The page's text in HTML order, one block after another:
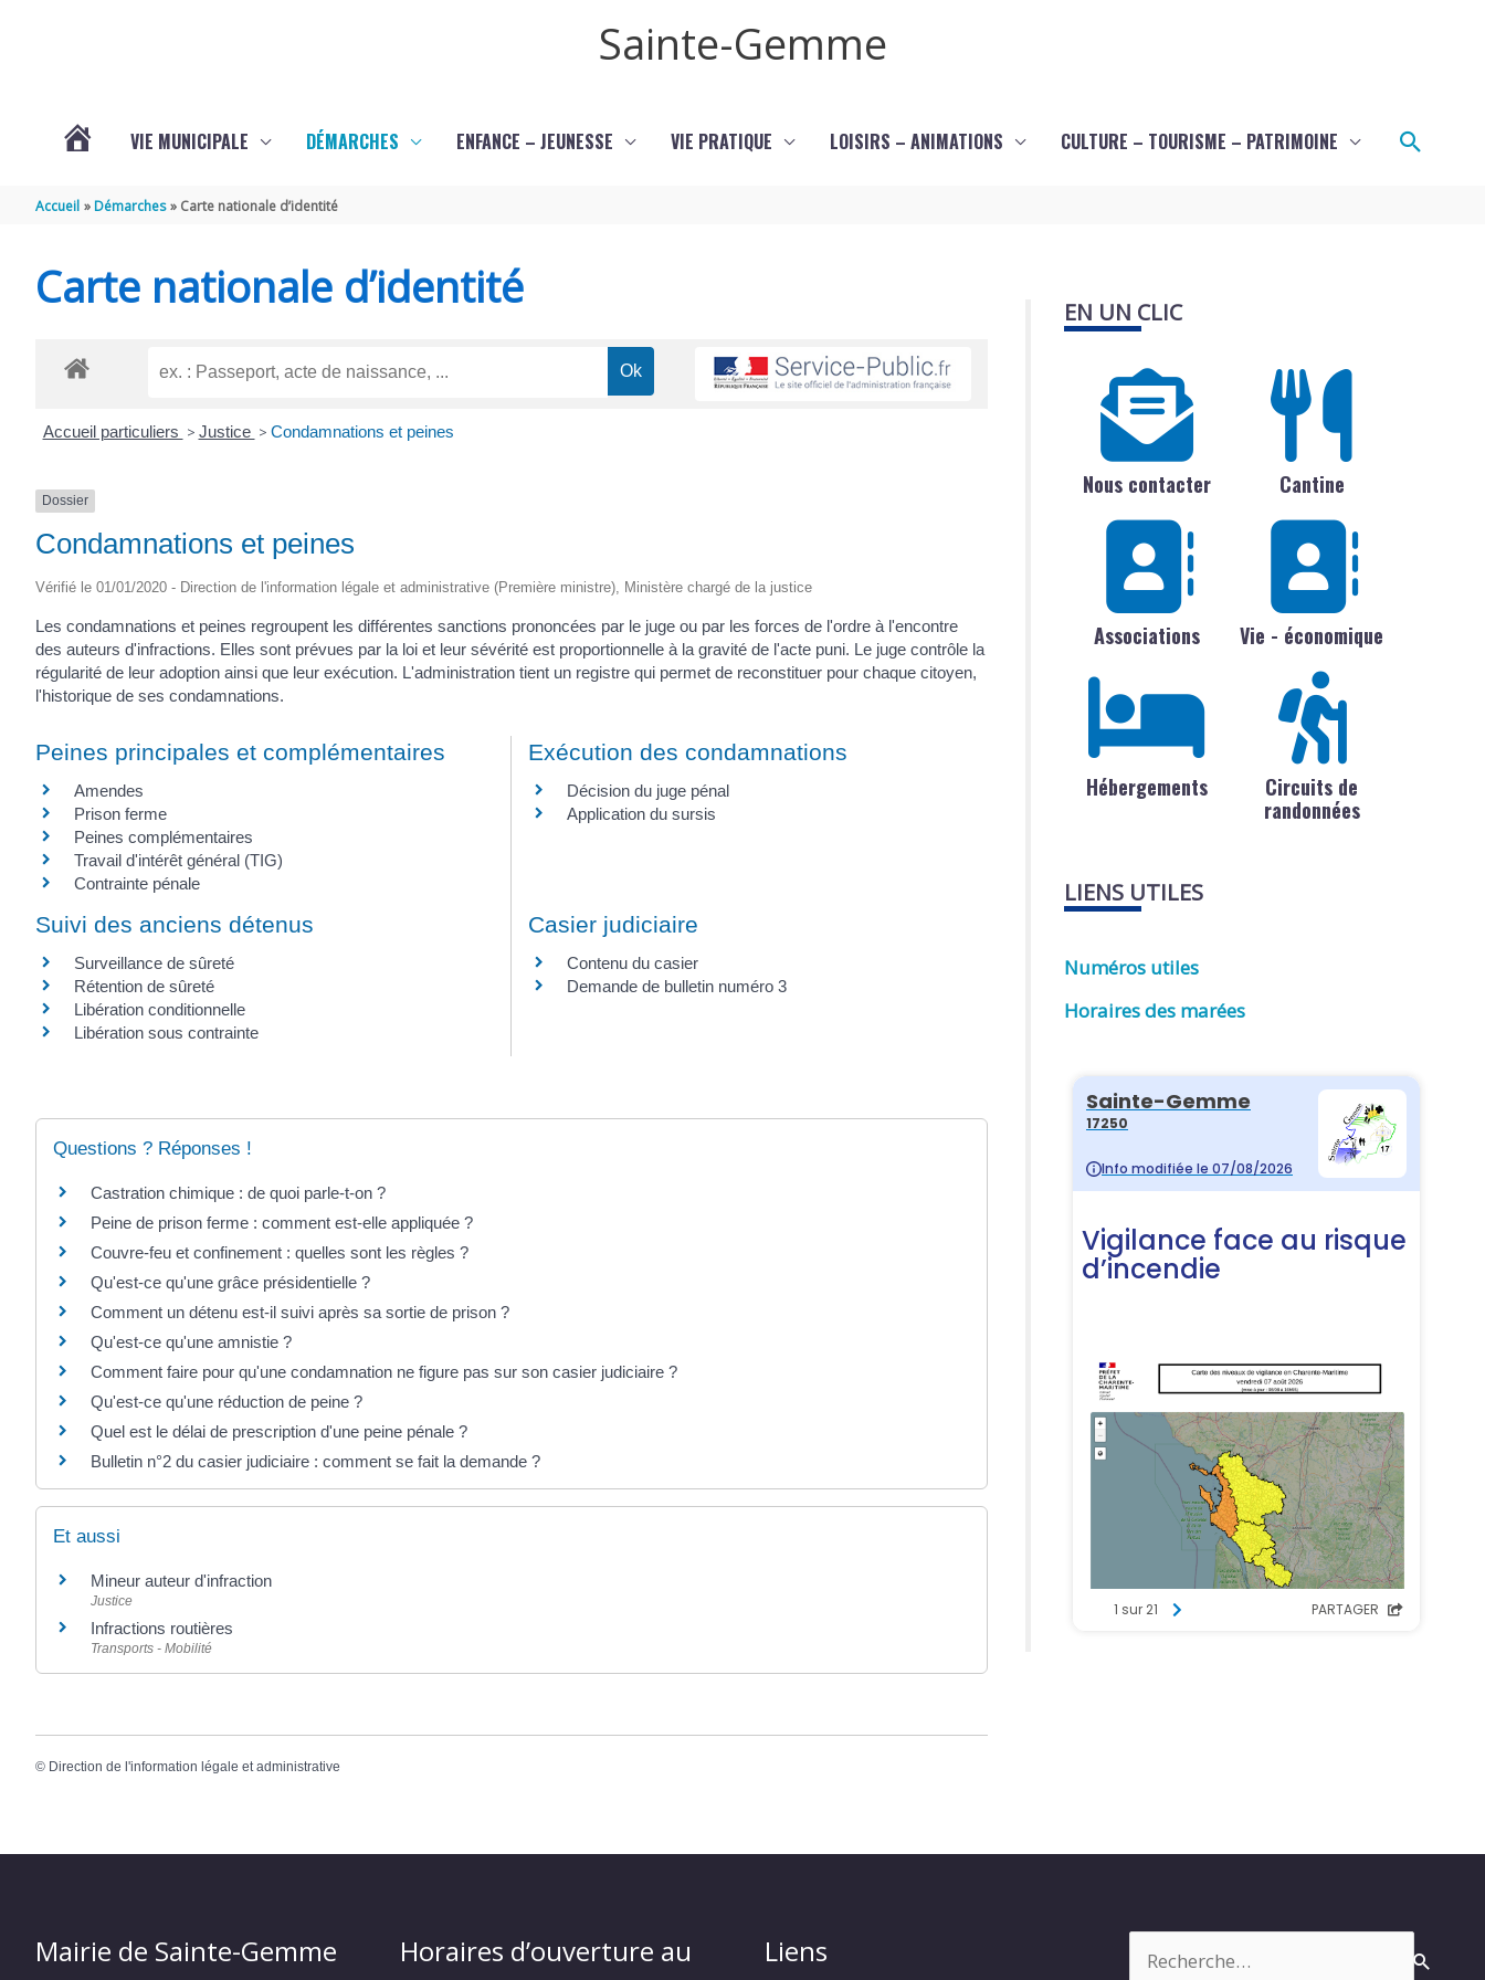
Sainte-Gemme
GEMME
VIE MUNICIPALE DÉMARCHES ENFANCE – JEUNESSE VIE PRATIQUE LOISIRS – ANIMATIONS CULTURE – TOURISME – PATRIMOINE
Accueil Démarches Carte nationale d’identité
Carte nationale d’identité
Accueil particuliers > Justice > Condamnations et peines
Dossier
Condamnations et peines
Vérifié le 01/01/2020 - Direction de l'information légale et administrative (Première ministre), Ministère chargé de la justice
Les condamnations et peines regroupent les différentes sanctions prononcées par le juge ou par les forces de l'ordre à l'encontre
des auteurs d'infractions. Elles sont prévues par la loi et leur sévérité est proportionnelle à la gravité de l'acte puni. Le juge contrôle la
régularité de leur adoption ainsi que leur exécution. L'administration tient un registre qui permet de reconstituer pour chaque citoyen,
l'historique de ses condamnations.
Peines principales et complémentaires
Amendes
Prison ferme
Peines complémentaires
Travail d'intérêt général (TIG)
Contrainte pénale
Exécution des condamnations
Décision du juge pénal
Application du sursis
Suivi des anciens détenus
Surveillance de sûreté
Rétention de sûreté
Libération conditionnelle
Libération sous contrainte
Casier judiciaire
Contenu du casier
Demande de bulletin numéro 3
Questions ? Réponses !
Castration chimique : de quoi parle-t-on ?
Peine de prison ferme : comment est-elle appliquée ?
Couvre-feu et confinement : quelles sont les règles ?
Qu'est-ce qu'une grâce présidentielle ?
Comment un détenu est-il suivi après sa sortie de prison ?
Qu'est-ce qu'une amnistie ?
Comment faire pour qu'une condamnation ne figure pas sur son casier judiciaire ?
Qu'est-ce qu'une réduction de peine ?
Quel est le délai de prescription d'une peine pénale ?
Bulletin n°2 du casier judiciaire : comment se fait la demande ?
Et aussi
Mineur auteur d'infraction
Justice
Infractions routières
Transports - Mobilité
© Direction de l'information légale et administrative
EN UN CLIC
Nous contacter Cantine
Associations Vie - économique
Hébergements
Circuits de
randonnées
LIENS UTILES
Numéros utiles
Horaires des marées
Mairie de Sainte-Gemme
Horaires d’ouverture au
Liens